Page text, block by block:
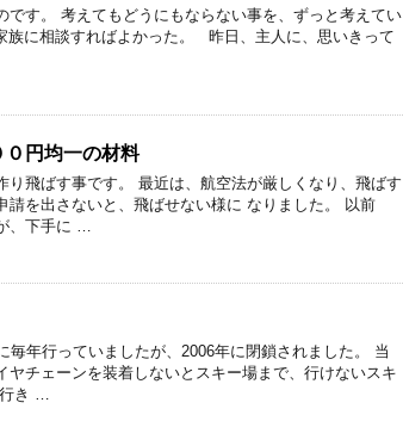
です。 考えてもどうにもならない事を、ずっと考えてい
に相談すればよかった。 昨日、主人に、思いきって
円均一の材料
り飛ばす事です。 最近は、航空法が厳しくなり、飛ばす
請を出さないと、飛ばせない様に なりました。 以前
、下手に …
毎年行っていましたが、2006年に閉鎖されました。 当
ヤチェーンを装着しないとスキー場まで、行けないスキ
行き …